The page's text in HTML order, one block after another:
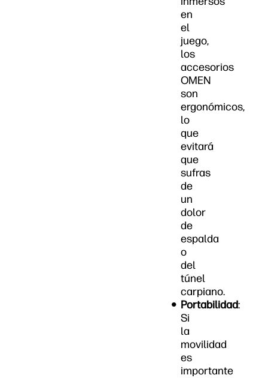
en
el
juego,
los
accesorios
OMEN
son
ergonómicos,
lo
que
evitará
que
sufras
de
un
dolor
de
espalda
o
del
túnel
carpiano.
Portabilidad:
Si
la
movilidad
es
importante